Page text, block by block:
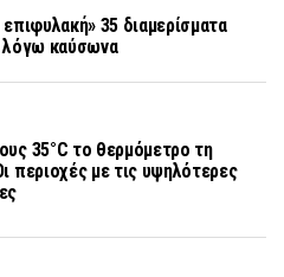
επιφυλακή» 35 διαμερίσματα
λόγω καύσωνα
35°C το θερμόμετρο τη
περιοχές με τις υψηλότερες